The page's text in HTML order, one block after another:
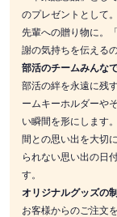
のプレゼントとして
先輩への贈り物に。
謝の気持ちを伝える
部活のチームみんな
部活の絆を永遠に残
ームキーホルダーや
い瞬間を形にします
間との思い出を大切
られない思い出の日
す。
オリジナルグッズの
お客様からのご注文